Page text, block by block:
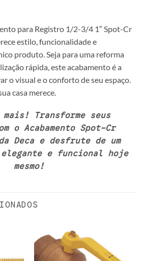
para Registro 1/2-3/4 1″ Spot-Cr
estilo, funcionalidade e
produto. Seja para uma reforma
rápida, este acabamento é a
o visual e o conforto de seu espaço.
casa merece.
mais! Transforme seus
o Acabamento Spot-Cr
Deca e desfrute de um
elegante e funcional hoje
mesmo!